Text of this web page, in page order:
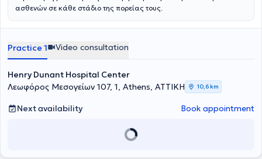
ασθενών σε κάθε στάδιο της πορείας τους.
Practice 1 Video consultation
Henry Dunant Hospital Center
Λεωφόρος Μεσογείων 107, 1, Athens, ΑΤΤΙΚΗ
10,6 km
Next availability Book appointment